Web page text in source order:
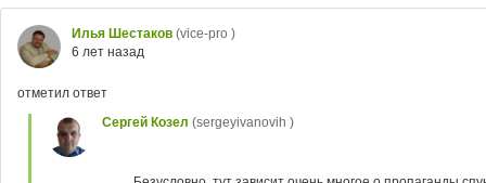
Илья Шестаков (vice-pro )
6 лет назад
отметил ответ
Сергей Козел (sergeyivanovih )